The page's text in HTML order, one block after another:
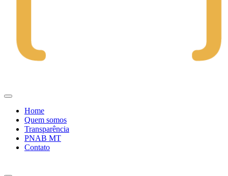
Home
Quem somos
Transparência
PNAB MT
Contato